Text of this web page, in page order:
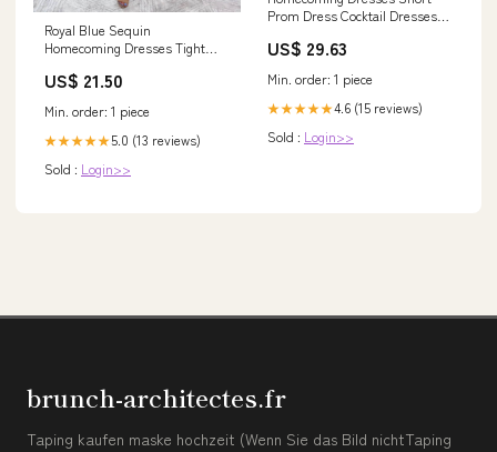
Royal Blue Sequin
Homecoming Dresses Tight
Viniodress
US$ 21.50
Min. order: 1 piece
★★★★★5.0 (13 reviews)
Sold : Login>>
Prom Dress Cocktail Dresses
formalgowns
US$ 29.63
Min. order: 1 piece
★★★★★4.6 (15 reviews)
Sold : Login>>
brunch-architectes.fr
Taping kaufen maske hochzeit (Wenn Sie das Bild nichtTaping